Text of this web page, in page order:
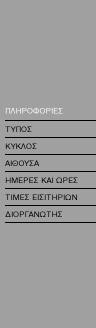
ΠΛΗΡΟΦΟΡΙΕΣ
ΤΥΠΟΣ
ΚΥΚΛΟΣ
ΑΙΘΟΥΣΑ
ΗΜΕΡΕΣ ΚΑΙ ΩΡΕΣ
ΤΙΜΕΣ ΕΙΣΙΤΗΡΙΩΝ
ΔΙΟΡΓΑΝΩΤΗΣ